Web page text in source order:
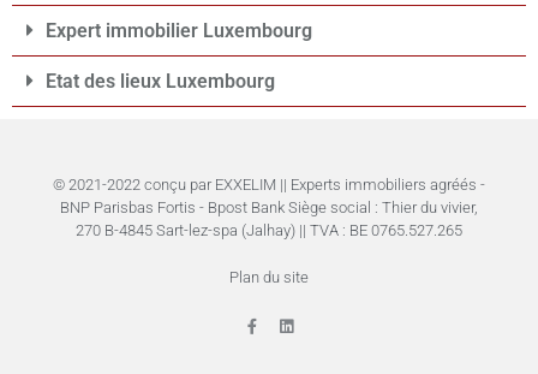
Expert immobilier Luxembourg
Etat des lieux Luxembourg
© 2021-2022 conçu par EXXELIM || Experts immobiliers agréés -
BNP Parisbas Fortis - Bpost Bank Siège social : Thier du vivier,
270 B-4845 Sart-lez-spa (Jalhay) || TVA : BE 0765.527.265
Plan du site